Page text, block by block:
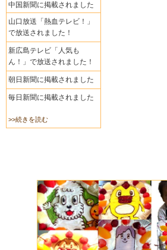
中国新聞に掲載されました
山口放送「熱血テレビ！」
で放送されました！
新広島テレビ「人気も
ん！」で放送されました！
朝日新聞に掲載されました
毎日新聞に掲載されました
>>続きを読む